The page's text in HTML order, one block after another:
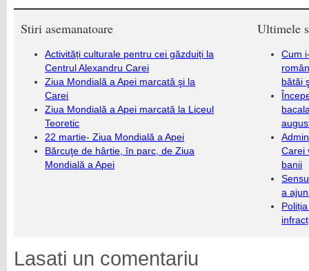
Stiri asemanatoare
Activități culturale pentru cei găzduiți la
Centrul Alexandru Carei
Ziua Mondială a Apei marcată şi la
Carei
Ziua Mondială a Apei marcată la Liceul
Teoretic
22 martie- Ziua Mondială a Apei
Bărcuţe de hârtie, în parc, de Ziua
Mondială a Apei
Ultimele
Cum
bătăi
Carei
banii
a
Lasati un comentariu